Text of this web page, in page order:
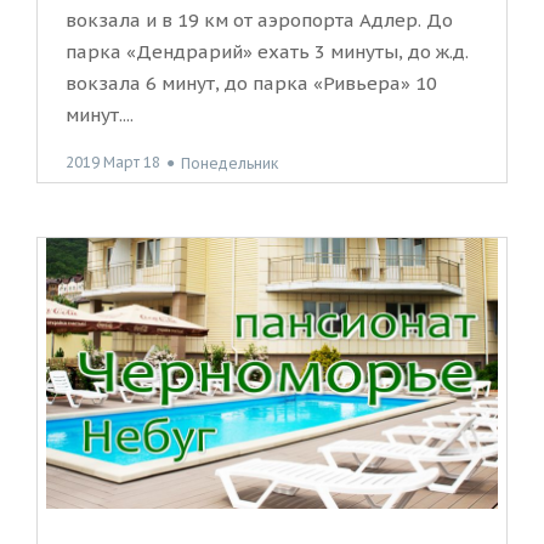
вокзала и в 19 км от аэропорта Адлер. До
парка «Дендрарий» ехать 3 минуты, до ж.д.
вокзала 6 минут, до парка «Ривьера» 10
минут....
2019 Март 18 ● Понедельник